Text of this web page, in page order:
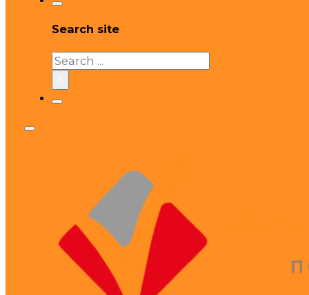
Search site
Search